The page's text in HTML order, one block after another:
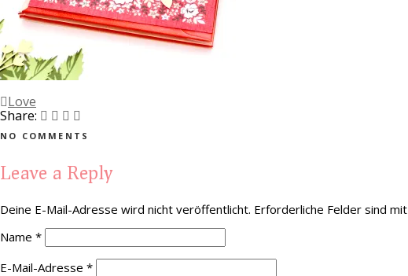
Love
Share:
NO COMMENTS
Leave a Reply
Deine E-Mail-Adresse wird nicht veröffentlicht. Erforderliche Felder sind mit
Name *
E-Mail-Adresse *